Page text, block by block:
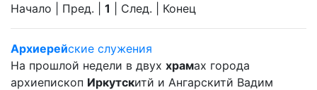
Начало | Пред. | 1 | След. | Конец
Архиерейские служения
На прошлой недели в двух храмах города
архиепископ Иркутскитй и Ангарскитй Вадим